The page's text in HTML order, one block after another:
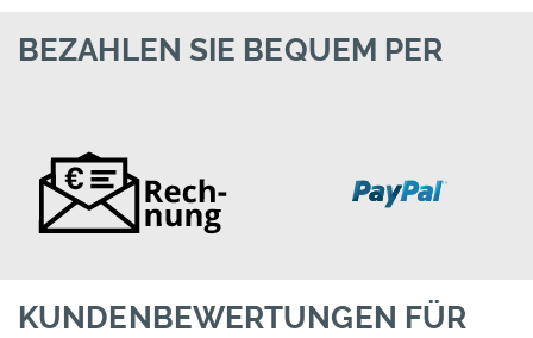
BEZAHLEN SIE BEQUEM PER
KUNDENBEWERTUNGEN FÜR